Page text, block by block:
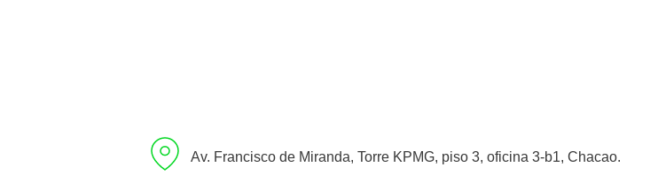
Av. Francisco de Miranda, Torre KPMG, piso 3, oficina 3-b1, Chacao.